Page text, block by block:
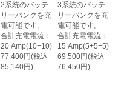
2系統のバッテ
リーバンクを充
電可能です。
合計充電電流：
20 Amp(10+10)
77,400円(税込
85,140円)
3系統のバッテ
リーバンクを充
電可能です。
合計充電電流：
15 Amp(5+5+5)
69,500円(税込
76,450円)